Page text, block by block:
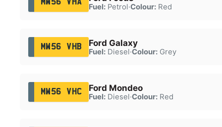
MW56 VHA
Fuel:Petrol·Colour:Red
MW56 VHB Ford Galaxy
Fuel:Diesel·Colour:Grey
MW56 VHC Ford Mondeo
Fuel:Diesel·Colour:Red